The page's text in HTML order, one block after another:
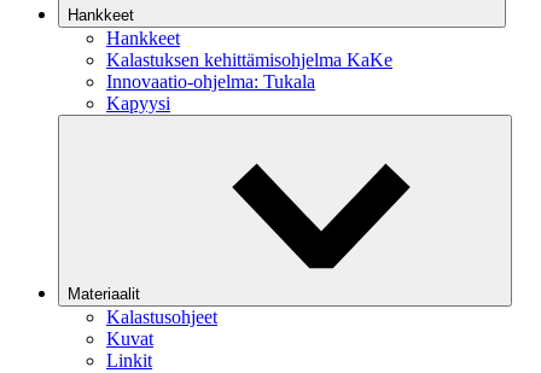
Hankkeet
Hankkeet
Kalastuksen kehittämisohjelma KaKe
Innovaatio-ohjelma: Tukala
Kapyysi
Materiaalit
Kalastusohjeet
Kuvat
Linkit